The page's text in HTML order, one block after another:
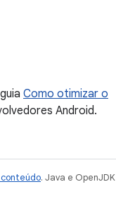
Como otimizar o
Android.
. Java e